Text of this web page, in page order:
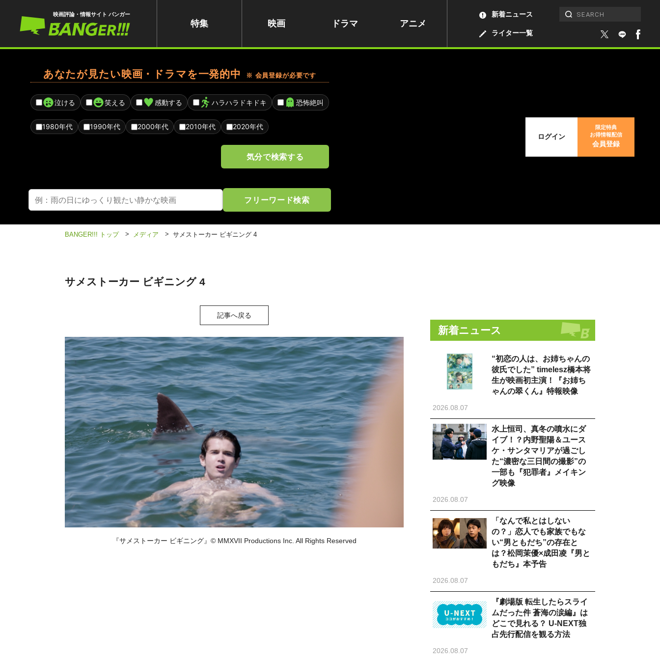
映画評論・情報サイト バンガー
特集 映画 ドラマ アニメ
ライター一覧
新着ニュース
あなたが見たい映画・ドラマを一発的中 ※ 会員登録が必要です
泣ける 笑える 感動する ハラハラドキドキ 恐怖絶叫
1980年代 1990年代 2000年代 2010年代 2020年代
気分で検索する
フリーワード検索
ログイン
限定特典
お得情報配信
会員登録
BANGER!!! トップ > メディア > サメストーカー ビギニング 4
サメストーカー ビギニング 4
記事へ戻る
『サメストーカー ビギニング』© MMXVII Productions Inc. All Rights Reserved
新着ニュース
“初恋の人は、お姉ちゃんの
彼氏でした” timelesz橋本将
生が映画初主演！『お姉ち
ゃんの翠くん』特報映像
2026.08.07
水上恒司、真冬の噴水にダ
イブ！？内野聖陽＆ユース
ケ・サンタマリアが過ごし
た“濃密な三日間の撮影”の
一部も『犯罪者』メイキン
グ映像
2026.08.07
「なんで私とはしない
の？」恋人でも家族でもな
い“男ともだち”の存在と
は？松岡茉優×成田凌『男と
もだち』本予告
2026.08.07
『劇場版 転生したらスライ
ムだった件 蒼海の涙編』は
どこで見れる？ U-NEXT独
占先行配信を観る方法
2026.08.07